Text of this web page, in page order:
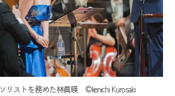
リストを務めた林眞暎 ©kenichi Kurosaki